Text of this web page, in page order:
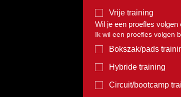
Vrije training
Wil je een proefles
Ik wil een proefles volgen
Bokszak/pads
Hybride training
Circuit/bootcamp